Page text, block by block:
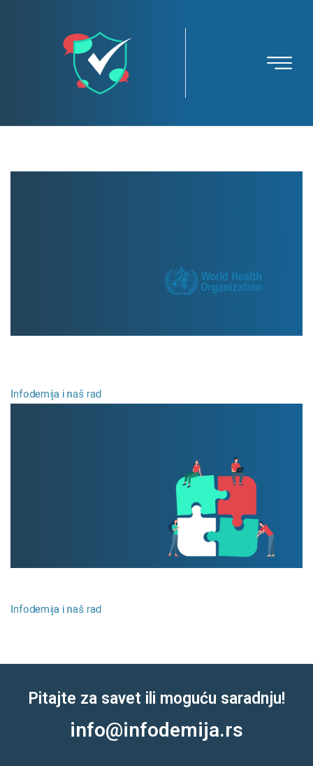
Infodemija i naš rad
Infodemija i naš rad
Pitajte za savet ili moguću saradnju!
info@infodemija.rs